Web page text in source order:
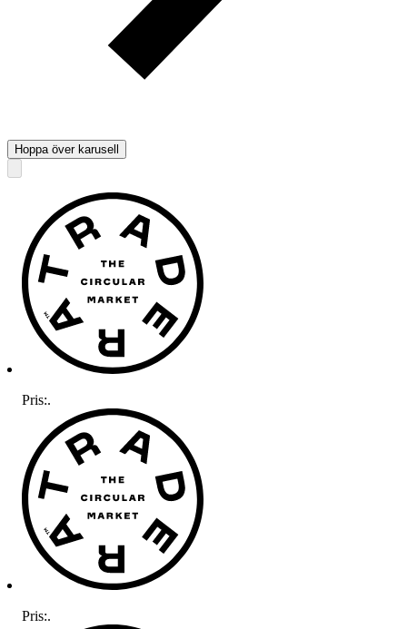
Hoppa över karusell
Pris:.
Pris:.